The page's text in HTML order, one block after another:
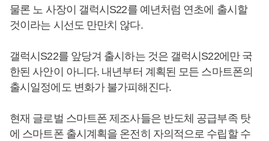
물론 노 사장이 갤럭시S22를 예년처럼 연초에 출시할
것이라는 시선도 만만치 않다.
갤럭시S22를 앞당겨 출시하는 것은 갤럭시S22에만 국
한된 사안이 아니다. 내년부터 계획된 모든 스마트폰의
출시일정에도 변화가 불가피해진다.
현재 글로벌 스마트폰 제조사들은 반도체 공급부족 탓
에 스마트폰 출시계획을 온전히 자의적으로 수립할 수